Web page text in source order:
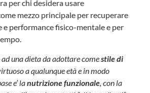
per chi desidera usare
mezzo principale per recuperare
e performance fisico-mentale e per
una dieta da adottare comestile di
a qualunque età e in modo
e’ lanutrizione funzionale , con la